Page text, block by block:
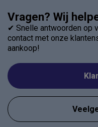
Vragen? Wij
✔ Snelle antwoorden op
contact met onze
aankoop!